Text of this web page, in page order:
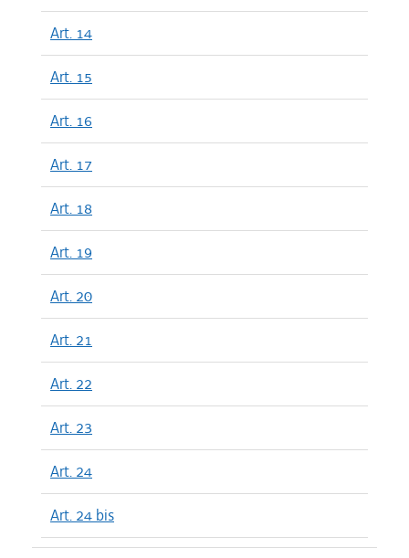
Art. 14
Art. 15
Art. 16
Art. 17
Art. 18
Art. 19
Art. 20
Art. 21
Art. 22
Art. 23
Art. 24
Art. 24 bis